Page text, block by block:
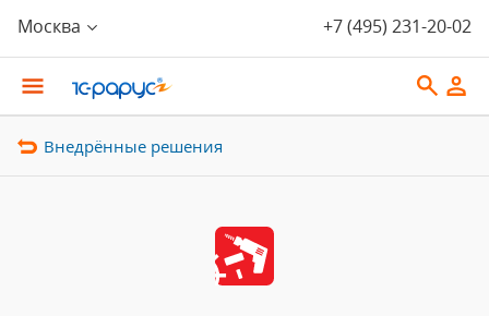
Москва +7 (495) 231-20-02
Внедрённые решения